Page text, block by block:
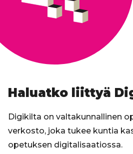
Haluatko liittyä
Digikilta on valtakunnallinen
verkosto, joka tukee kuntia
opetuksen digitalisaatiossa.